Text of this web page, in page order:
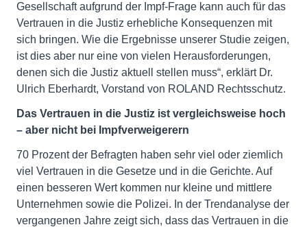
Gesellschaft aufgrund der Impf-Frage kann auch für das
Vertrauen in die Justiz erhebliche Konsequenzen mit
sich bringen. Wie die Ergebnisse unserer Studie zeigen,
ist dies aber nur eine von vielen Herausforderungen,
denen sich die Justiz aktuell stellen muss“, erklärt Dr.
Ulrich Eberhardt, Vorstand von ROLAND Rechtsschutz.
Das Vertrauen in die Justiz ist vergleichsweise hoch
– aber nicht bei Impfverweigerern
70 Prozent der Befragten haben sehr viel oder ziemlich
viel Vertrauen in die Gesetze und in die Gerichte. Auf
einen besseren Wert kommen nur kleine und mittlere
Unternehmen sowie die Polizei. In der Trendanalyse der
vergangenen Jahre zeigt sich, dass das Vertrauen in die